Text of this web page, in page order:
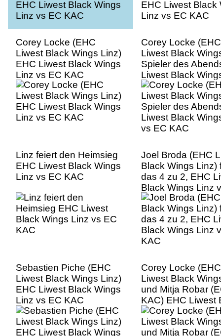
Corey Locke (EHC
Liwest Black Wings Linz)
EHC Liwest Black Wings
Linz vs EC KAC
Corey Locke (EHC
Liwest Black
Spieler des
Liwest Black
vs EC KAC
Linz feiert den Heimsieg
EHC Liwest Black Wings
Linz vs EC KAC
Joel Broda (EHC
Black Wings Linz)
das 4 zu 2, EHC
Black Wings Linz
KAC
Sebastien Piche (EHC
Liwest Black Wings Linz)
EHC Liwest Black Wings
Linz vs EC KAC
Corey Locke (EHC
Liwest Black
und Mitja Robar
KAC) EHC Liwest
Wings Linz vs EC